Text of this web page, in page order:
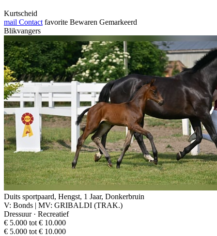
Kurtscheid
mail Contact favorite Bewaren Gemarkeerd
Blikvangers
Duits sportpaard, Hengst, 1 Jaar, Donkerbruin
V: Bonds | MV: GRIBALDI (TRAK.)
Dressuur · Recreatief
€ 5.000 tot € 10.000
€ 5.000 tot € 10.000